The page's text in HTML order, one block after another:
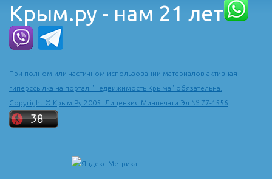
Крым.ру - нам 21 лет
При полном или частичном использовании материалов активная
гиперссылка на портал "Недвижимость Крыма" обязательна.
Copyright © Крым.Ру 2005. Лицензия Минпечати Эл № 77-4556